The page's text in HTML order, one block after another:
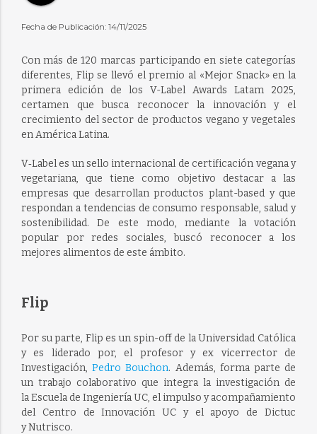
Fecha de Publicación: 14/11/2025
Con más de 120 marcas participando en siete categorías
diferentes, Flip se llevó el premio al «Mejor Snack» en la
primera edición de los V-Label Awards Latam 2025,
certamen que busca reconocer la innovación y el
crecimiento del sector de productos vegano y vegetales
en América Latina.
V‑Label es un sello internacional de certificación vegana y
vegetariana, que tiene como objetivo destacar a las
empresas que desarrollan productos plant-based y que
respondan a tendencias de consumo responsable, salud y
sostenibilidad. De este modo, mediante la votación
popular por redes sociales, buscó reconocer a los
mejores alimentos de este ámbito.
Flip
Por su parte, Flip es un spin-off de la Universidad Católica
y es liderado por, el profesor y ex vicerrector de
Investigación,Pedro Bouchon. Además, forma parte de
un trabajo colaborativo que integra la investigación de
la Escuela de Ingeniería UC, el impulso y acompañamiento
del Centro de Innovación UC y el apoyo de Dictuc
y Nutrisco.